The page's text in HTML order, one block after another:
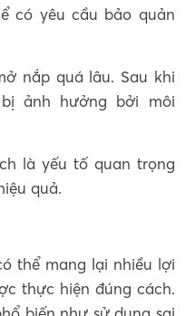
có yêu cầu bảo quản
nắp quá lâu. Sau khi
ảnh hưởng bởi môi
là yếu tố quan trọng
quả.
thể mang lại nhiều lợi
thực hiện đúng cách.